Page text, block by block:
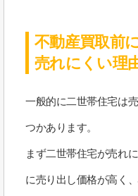
不動産買取前
売れにくい理
一般的に二世帯住宅は
つかあります。
まず二世帯住宅が売れ
に売り出し価格が高く